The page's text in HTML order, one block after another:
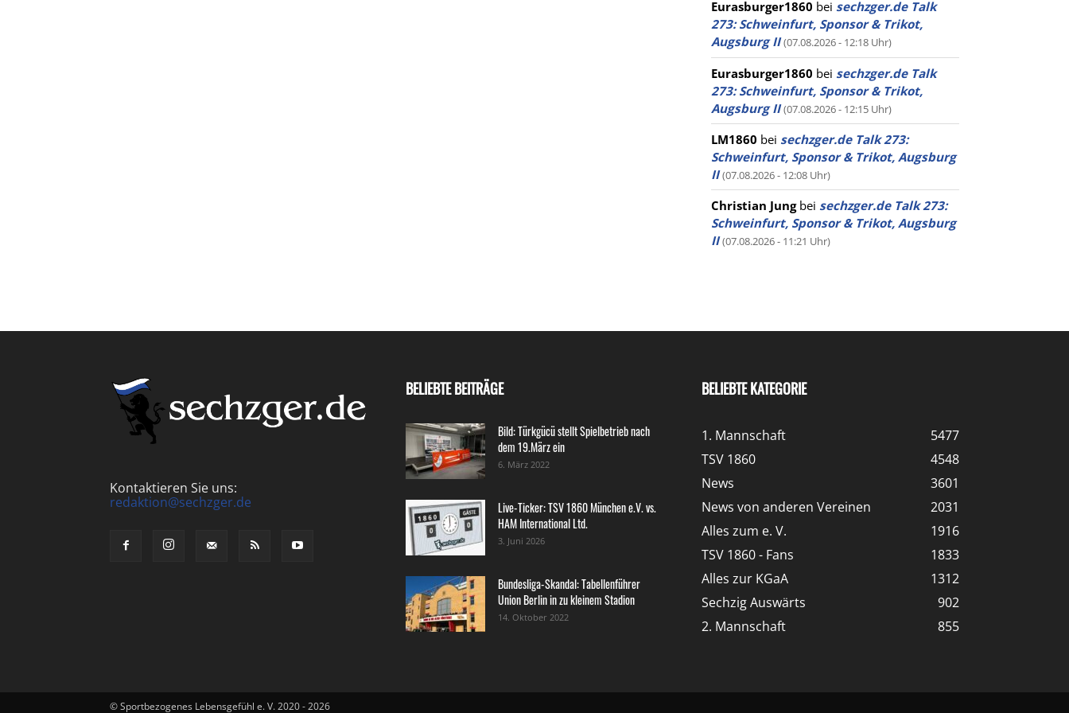
Eurasburger1860 bei sechzger.de Talk
273: Schweinfurt, Sponsor & Trikot,
Augsburg II (07.08.2026 - 12:18 Uhr)
Eurasburger1860 bei sechzger.de Talk
273: Schweinfurt, Sponsor & Trikot,
Augsburg II (07.08.2026 - 12:15 Uhr)
LM1860 bei sechzger.de Talk 273:
Schweinfurt, Sponsor & Trikot, Augsburg
II (07.08.2026 - 12:08 Uhr)
Christian Jungbei sechzger.de Talk 273:
Schweinfurt, Sponsor & Trikot, Augsburg
II (07.08.2026 - 11:21 Uhr)
Kontaktieren Sie uns:
redaktion@sechzger.de
BELIEBTE BEITRÄGE
Bild: Türkgücü stellt Spielbetrieb nach
dem 19.März ein
6. März 2022
Live-Ticker: TSV 1860 München e.V. vs.
HAM International Ltd.
3. Juni 2026
Bundesliga-Skandal: Tabellenführer
Union Berlin in zu kleinem Stadion
14. Oktober 2022
BELIEBTE KATEGORIE
1. Mannschaft
5477
TSV 1860
4548
News
3601
News von anderen Vereinen
2031
Alles zum e. V.
1916
TSV 1860 - Fans
1833
Alles zur KGaA
1312
Sechzig Auswärts
902
2. Mannschaft
855
© Sportbezogenes Lebensgefühl e. V. 2020 - 2026